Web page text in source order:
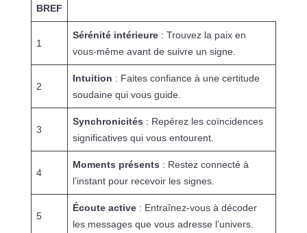
BREF
1
Sérénité intérieure: Trouvez la paix en
vous-même avant de suivre un signe.
2
Intuition : Faites confiance à une certitude
soudaine qui vous guide.
3
Synchronicités : Repérez les coïncidences
significatives qui vous entourent.
4
Moments présents : Restez connecté à
l’instant pour recevoir les signes.
5
Écoute active: Entraînez-vous à décoder
les messages que vous adresse l’univers.